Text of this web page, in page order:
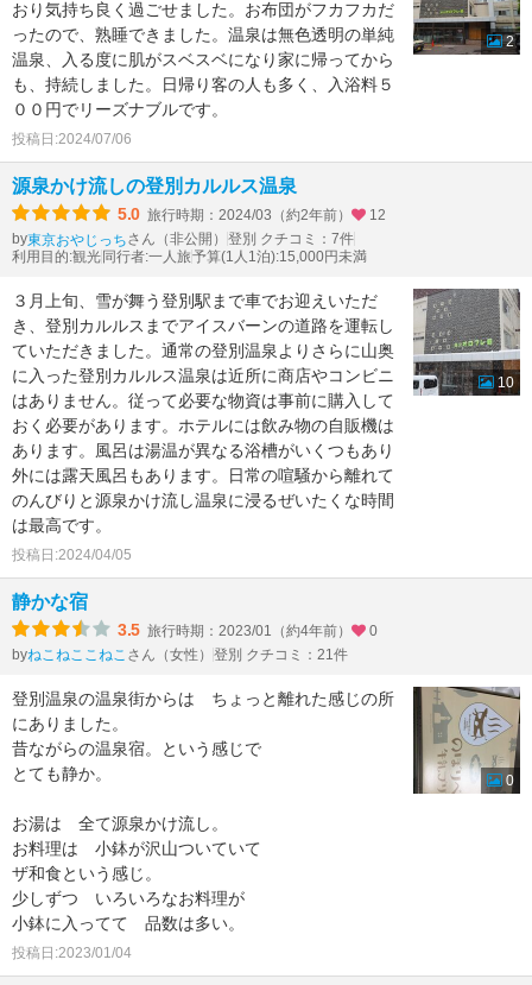
おり気持ち良く過ごせました。お布団がフカフカだ
ったので、熟睡できました。温泉は無色透明の単純
温泉、入る度に肌がスベスベになり家に帰ってから
も、持続しました。日帰り客の人も多く、入浴料５
００円でリーズナブルです。
投稿日:2024/07/06
2
源泉かけ流しの登別カルルス温泉
5.0 旅行時期：2024/03（約2年前）
12
by東京おやじっちさん（非公開） 登別 クチコミ：7件
利用目的:観光同行者:一人旅予算(1人1泊):15,000円未満
３月上旬、雪が舞う登別駅まで車でお迎えいただ
き、登別カルルスまでアイスバーンの道路を運転し
ていただきました。通常の登別温泉よりさらに山奥
に入った登別カルルス温泉は近所に商店やコンビニ
はありません。従って必要な物資は事前に購入して
おく必要があります。ホテルには飲み物の自販機は
あります。風呂は湯温が異なる浴槽がいくつもあり
外には露天風呂もあります。日常の喧騒から離れて
のんびりと源泉かけ流し温泉に浸るぜいたくな時間
は最高です。
投稿日:2024/04/05
10
静かな宿
3.5 旅行時期：2023/01（約4年前）
0
byねこねここねこ さん（女性） 登別 クチコミ：21件
登別温泉の温泉街からは ちょっと離れた感じの所
にありました。
昔ながらの温泉宿。という感じで
とても静か。
お湯は 全て源泉かけ流し。
お料理は 小鉢が沢山ついていて
ザ和食という感じ。
少しずつ いろいろなお料理が
小鉢に入ってて 品数は多い。
投稿日:2023/01/04
0